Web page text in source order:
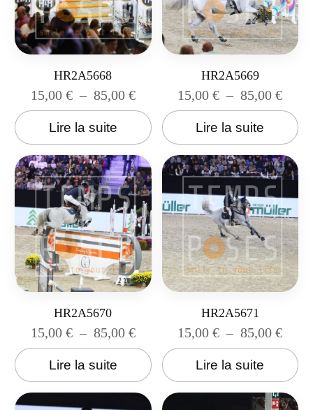
HR2A5668
15,00 € – 85,00 €
Lire la suite
HR2A5669
15,00€ – 85,00€
Lire la suite
HR2A5670
15,00 € – 85,00 €
Lire la suite
HR2A5671
15,00€ – 85,00€
Lire la suite